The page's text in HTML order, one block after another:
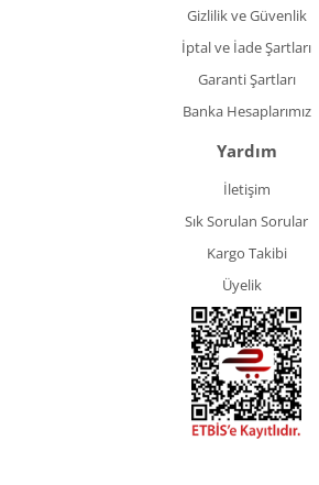
Gizlilik ve Güvenlik
İptal ve İade Şartları
Garanti Şartları
Banka Hesaplarımız
Yardım
İletişim
Sık Sorulan Sorular
Kargo Takibi
Üyelik